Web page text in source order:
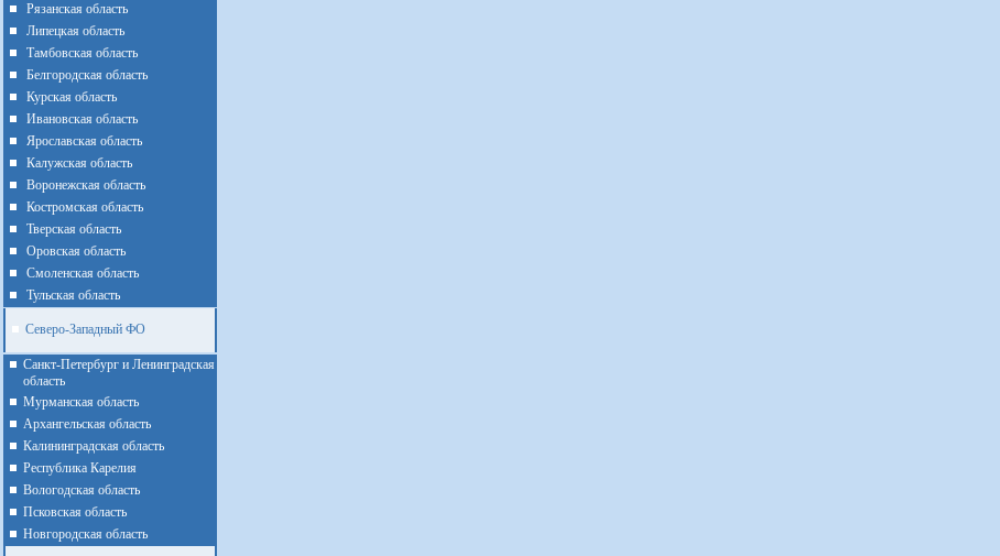
Рязанская область
Липецкая область
Тамбовская область
Белгородская область
Курская область
Ивановская область
Ярославская область
Калужская область
Воронежская область
Костромская область
Тверская область
Оровская область
Смоленская область
Тульская область
Северо-Западный ФО
Санкт-Петербург и Ленинградская
область
Мурманская область
Архангельская область
Калининградская область
Республика Карелия
Вологодская область
Псковская область
Новгородская область